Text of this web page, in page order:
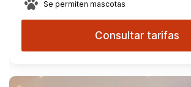
Se permiten mascotas
Consultar tarifas